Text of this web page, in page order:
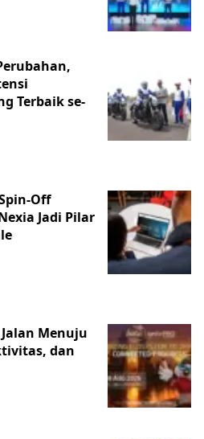
Terbaik se-
Off
Jadi Pilar
Jalan Menuju
dan